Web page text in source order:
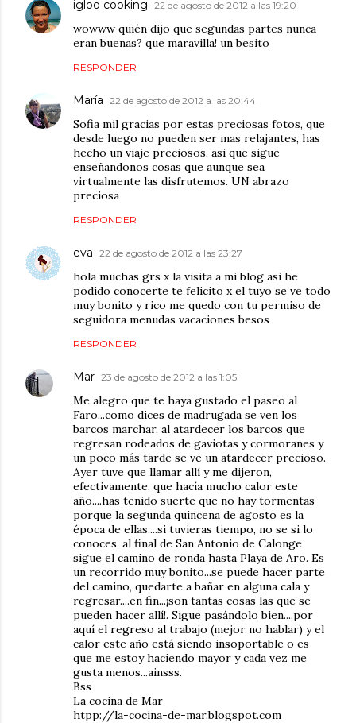
igloo cooking 22 de agosto de 2012 a las 19:20
wowww quién dijo que segundas partes nunca
eran buenas? que maravilla! un besito
RESPONDER
María 22 de agosto de 2012 a las 20:44
Sofia mil gracias por estas preciosas fotos, que
desde luego no pueden ser mas relajantes, has
hecho un viaje preciosos, asi que sigue
enseñandonos cosas que aunque sea
virtualmente las disfrutemos. UN abrazo
preciosa
RESPONDER
eva 22 de agosto de 2012 a las 23:27
hola muchas grs x la visita a mi blog asi he
podido conocerte te felicito x el tuyo se ve todo
muy bonito y rico me quedo con tu permiso de
seguidora menudas vacaciones besos
RESPONDER
Mar 23 de agosto de 2012 a las 1:05
Me alegro que te haya gustado el paseo al
Faro...como dices de madrugada se ven los
barcos marchar, al atardecer los barcos que
regresan rodeados de gaviotas y cormoranes y
un poco más tarde se ve un atardecer precioso.
Ayer tuve que llamar allí y me dijeron,
efectivamente, que hacía mucho calor este
año....has tenido suerte que no hay tormentas
porque la segunda quincena de agosto es la
época de ellas....si tuvieras tiempo, no se si lo
conoces, al final de San Antonio de Calonge
sigue el camino de ronda hasta Playa de Aro. Es
un recorrido muy bonito...se puede hacer parte
del camino, quedarte a bañar en alguna cala y
regresar....en fin...¡son tantas cosas las que se
pueden hacer allí!. Sigue pasándolo bien....por
aquí el regreso al trabajo (mejor no hablar) y el
calor este año está siendo insoportable o es
que me estoy haciendo mayor y cada vez me
gusta menos...ainsss.
Bss
La cocina de Mar
htpp://la-cocina-de-mar.blogspot.com